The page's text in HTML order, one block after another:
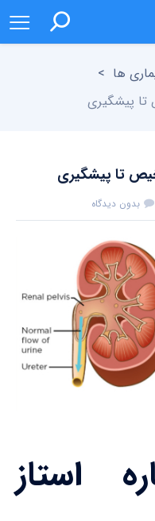
ها >
تا پیشگیری
تا پیشگیری
بدون دیدگاه
استاز